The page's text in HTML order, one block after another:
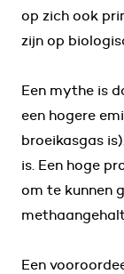
op zich ook
zijn op
Een mythe is
een hogere
broeikasgas
is. Een hoge
om te kunnen
Een